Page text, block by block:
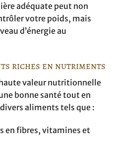
adéquate peut non
votre poids, mais
d’énergie au
riches en nutriments
valeur nutritionnelle
bonne santé tout en
aliments tels que :
en fibres, vitamines et